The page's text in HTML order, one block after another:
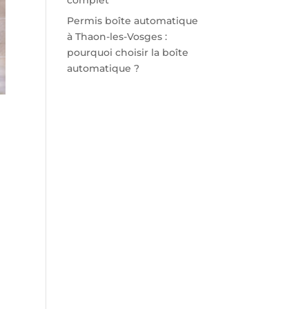
Permis boîte automatique
à Thaon-les-Vosges :
pourquoi choisir la boîte
automatique ?